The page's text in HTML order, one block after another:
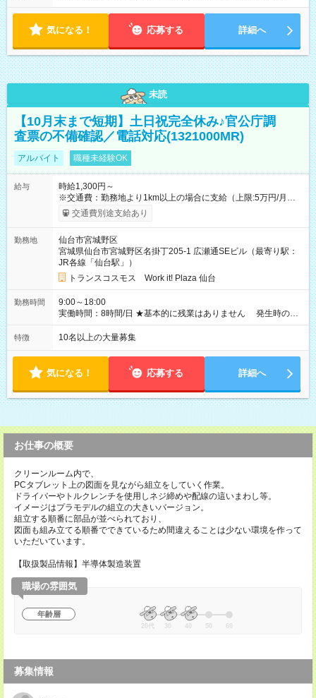
気になる！ 応募する 詳細へ
未読
【10月末まで短期】土日祝完全休み♪官公庁調
査票の不備確認／電話対応(1321000MR)
アルバイト 職種未経験OK
給与
時給1,300円～
※交通費：勤務地より1km以上の場合に支給（上限:5万円/月・
2,500円/日） ※残業代：残業発生時は1分単位で支給 ※研修中の
給与変動なし ＜ 収入例 ＞ ■週5日勤務の場合… 月収22万8,800
4日勤務の場合… 月収16万6,400円以上可能 ※交通費別途支給
（時給1,300円×8時間×16日） 【試用期間】試用期間なし
交通費別途支給あり
勤務地
仙台市宮城野区
宮城県仙台市宮城野区名掛丁205-1 広瀬通SEビル（最寄り駅：
JR各線「仙台駅」）
トランスコスモス Work it! Plaza 仙台
勤務時間
9:00～18:00
実働時間：8時間/日 ★基本的に残業はありません 発生時の残
業代は1分単位で支給いたします
特徴 10名以上の大量募集
気になる！ 応募する 詳細へ
お仕事の概要
クリーンルーム内で、
PCタブレット上の図面を見ながら組立をしていく作業。
ドライバーやトルクレンチを使用しネジ締めや配線の這いまわし等。
イメージはプラモデルの組立の大きいバージョン。
組立する順番に部品が並べられており、
図面も組み立てる順番でできているため間違えることは少ない環境を作って
いただいています。
【取扱製品情報】半導体製造装置
職場の雰囲気
年齢層
20代 30 40 50 60
募集情報